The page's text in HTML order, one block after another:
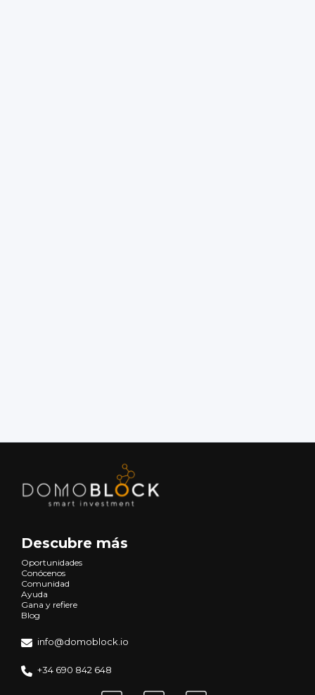
Descubre más
Oportunidades
Conócenos
Comunidad
Ayuda
Gana y refiere
Blog
info@domoblock.io
+34 690 842 648